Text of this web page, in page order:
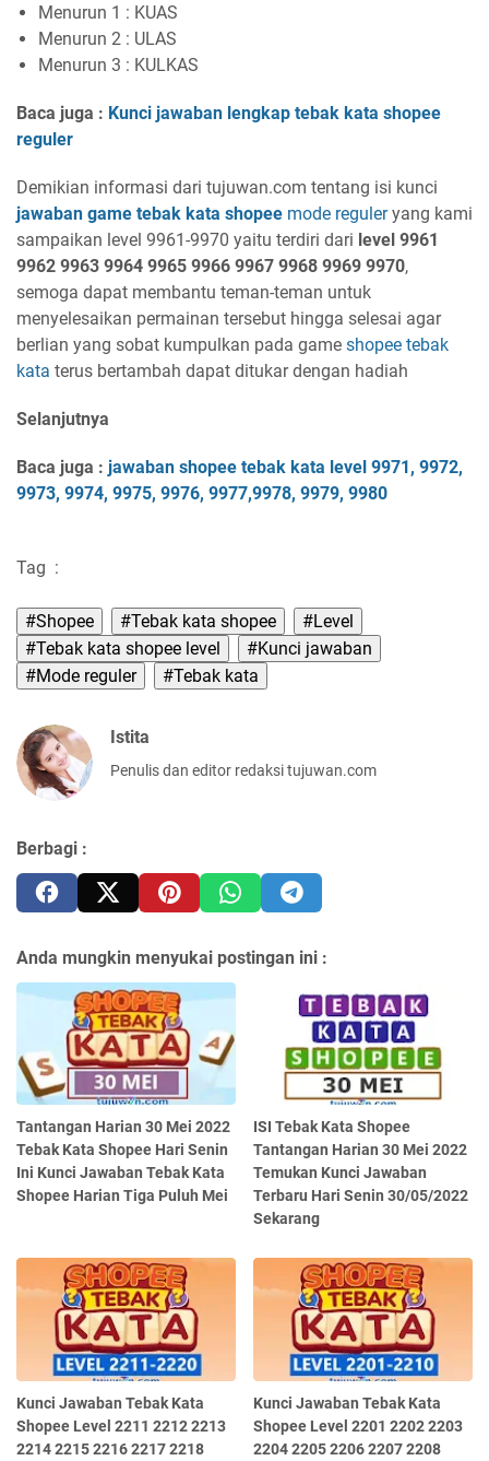
Menurun 1 : KUAS
Menurun 2 : ULAS
Menurun 3 : KULKAS
Baca juga : Kunci jawaban lengkap tebak kata shopee
reguler
Demikian informasi dari tujuwan.com tentang isi kunci
jawaban game tebak kata shopee mode reguleryang kami
sampaikan level 9961-9970 yaitu terdiri dari level 9961
9962 9963 9964 9965 9966 9967 9968 9969 9970,
semoga dapat membantu teman-teman untuk
menyelesaikan permainan tersebut hingga selesai agar
berlian yang sobat kumpulkan pada game shopee tebak
kata terus bertambah dapat ditukar dengan hadiah
Selanjutnya
Baca juga : jawaban shopee tebak kata level 9971, 9972,
9973, 9974, 9975, 9976, 9977,9978, 9979, 9980
Tag :
#Shopee #Tebak kata shopee
#Level
#Tebak kata shopee level
#Kunci jawaban
#Mode reguler
#Tebak kata
Istita
Penulis dan editor redaksi tujuwan.com
Berbagi :
Anda mungkin menyukai postingan ini :
Tantangan Harian 30 Mei 2022
Tebak Kata Shopee Hari Senin
Ini Kunci Jawaban Tebak Kata
Shopee Harian Tiga Puluh Mei
ISI Tebak Kata Shopee
Tantangan Harian 30 Mei 2022
Temukan Kunci Jawaban
Terbaru Hari Senin 30/05/2022
Sekarang
Kunci Jawaban Tebak Kata
Shopee Level 2211 2212 2213
2214 2215 2216 2217 2218
Kunci Jawaban Tebak Kata
Shopee Level 2201 2202 2203
2204 2205 2206 2207 2208